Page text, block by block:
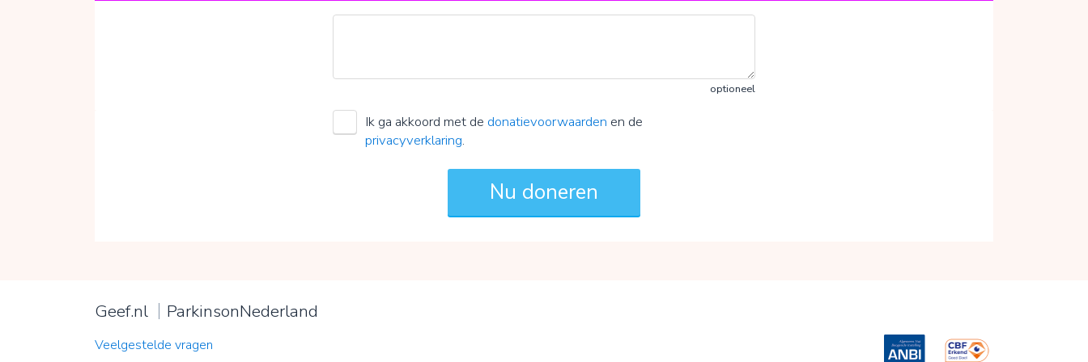
optioneel
Ik ga akkoord met de donatievoorwaarden en de
privacyverklaring.
Geef.nl ParkinsonNederland
Veelgestelde vragen